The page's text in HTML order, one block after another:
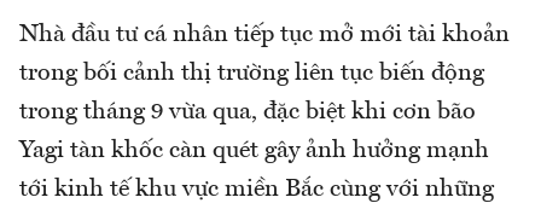
Nhà đầu tư cá nhân tiếp tục mở mới tài khoản
trong bối cảnh thị trường liên tục biến động
trong tháng 9 vừa qua, đặc biệt khi cơn bão
Yagi tàn khốc càn quét gây ảnh hưởng mạnh
tới kinh tế khu vực miền Bắc cùng với những